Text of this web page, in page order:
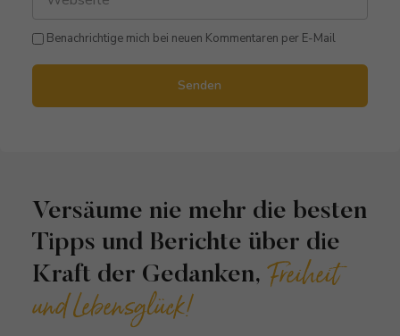
Benachrichtige mich bei neuen Kommentaren per E-Mail
Senden
Versäume nie mehr die besten
Tipps und Berichte über die
Kraft der Gedanken, Freiheit
und Lebensglück!